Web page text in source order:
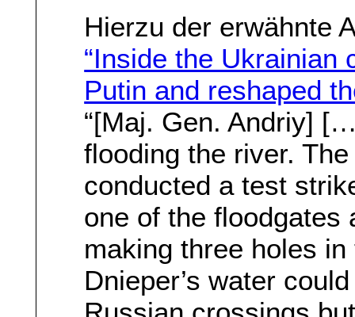
Hierzu der erwähnte
“Inside the Ukrainian
Putin and reshaped
“[Maj. Gen. Andriy]
flooding the river.
conducted a test
one of the floodgates
making three holes
Dnieper’s water